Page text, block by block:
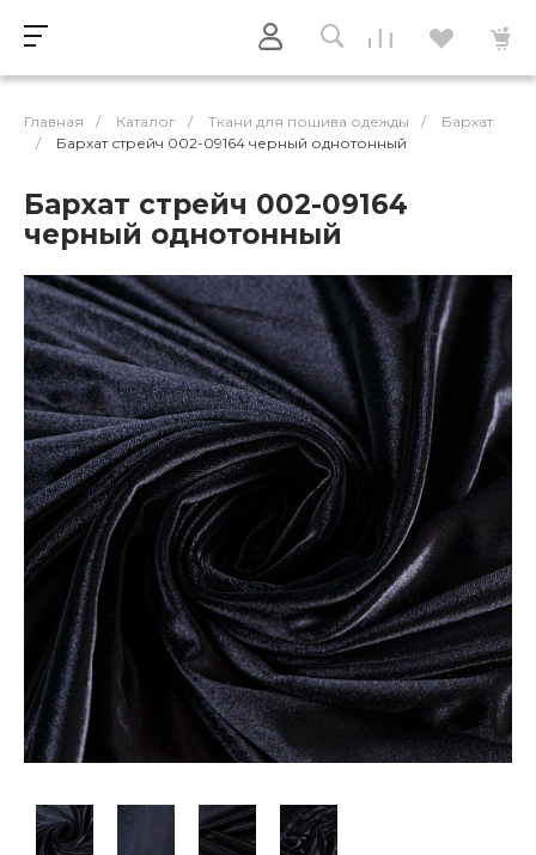
Главная / Каталог / Ткани для пошива одежды /
Бархат
/
Бархат стрейч 002-09164 черный однотонный
Бархат стрейч 002-09164
черный однотонный